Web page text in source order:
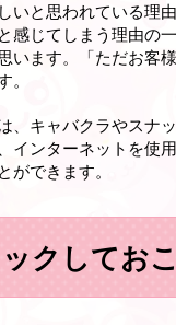
いと思われている理
感じてしまう理由の
います。「ただお客
。
、キャバクラやスナ
インターネットを使
ができます。
クしてお